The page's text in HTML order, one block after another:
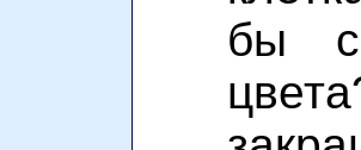
бы с